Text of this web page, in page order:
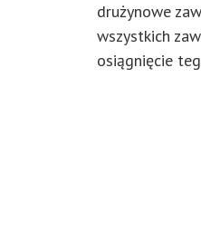
drużynowe
wszystkich
osiągnięcie